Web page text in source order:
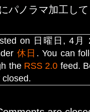
パノラマ加工し
on 日曜日, 4月
休日 . You can
the RSS 2.0 feed.
closed.